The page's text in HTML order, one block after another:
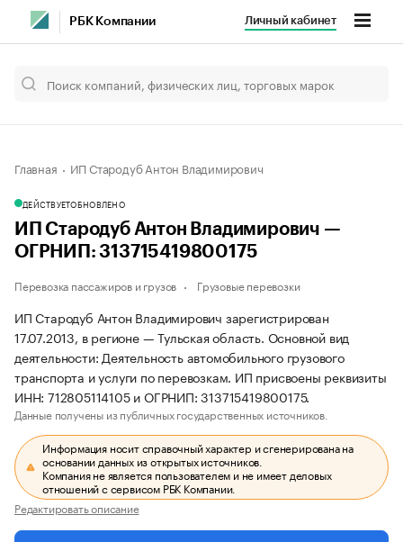
РБК Компании Личный кабинет
Главная ИП Стародуб Антон Владимирович
ДЕЙСТВУЕТОБНОВЛЕНО
ИП Стародуб Антон Владимирович —
ОГРНИП: 313715419800175
Перевозка пассажиров и грузов Грузовые перевозки
ИП Стародуб Антон Владимирович зарегистрирован
17.07.2013, в регионе — Тульская область. Основной вид
деятельности: Деятельность автомобильного грузового
транспорта и услуги по перевозкам. ИП присвоены реквизиты
ИНН: 712805114105 и ОГРНИП: 313715419800175.
Данные получены из публичных государственных источников.
Информация носит справочный характер и сгенерирована на
основании данных из открытых источников.
Компания не является пользователем и не имеет деловых
отношений с сервисом РБК Компании.
Редактировать описание